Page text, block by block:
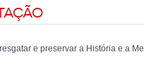
e preservar a História e a